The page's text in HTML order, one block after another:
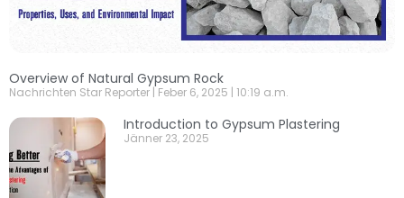
Overview of Natural Gypsum Rock
Nachrichten Star Reporter Feber 6, 2025 10:19 a.m.
Introduction to Gypsum Plastering
Jänner 23, 2025